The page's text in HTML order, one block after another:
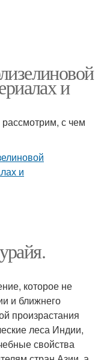
и
рассмотрим, с чем
которое не
и ближнего
произрастания
леса Индии,
свойства